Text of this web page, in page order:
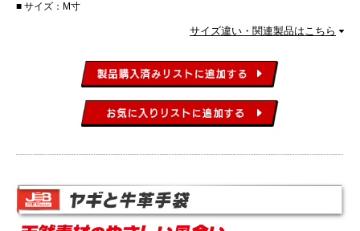
サイズ：M寸
サイズ違い・関連製品はこちら